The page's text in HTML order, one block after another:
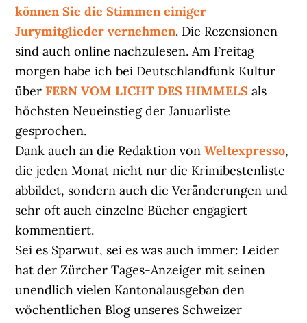
können Sie die Stimmen einiger
Jurymitglieder vernehmen. Die Rezensionen
sind auch online nachzulesen. Am Freitag
morgen habe ich bei Deutschlandfunk Kultur
über FERN VOM LICHT DES HIMMELS als
höchsten Neueinstieg der Januarliste
gesprochen.
Dank auch an die Redaktion vonWeltexpresso,
die jeden Monat nicht nur die Krimibestenliste
abbildet, sondern auch die Veränderungen und
sehr oft auch einzelne Bücher engagiert
kommentiert.
Sei es Sparwut, sei es was auch immer: Leider
hat der Zürcher Tages-Anzeiger mit seinen
unendlich vielen Kantonalausgeban den
wöchentlichen Blog unseres Schweizer